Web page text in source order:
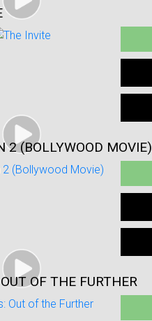
2 (BOLLYWOOD MOVIE)
OF THE FURTHER